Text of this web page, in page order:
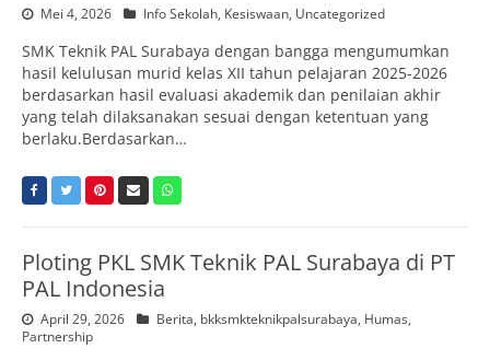
Mei 4, 2026 Info Sekolah, Kesiswaan, Uncategorized
SMK Teknik PAL Surabaya dengan bangga mengumumkan
hasil kelulusan murid kelas XII tahun pelajaran 2025-2026
berdasarkan hasil evaluasi akademik dan penilaian akhir
yang telah dilaksanakan sesuai dengan ketentuan yang
berlaku.Berdasarkan…
Ploting PKL SMK Teknik PAL Surabaya di PT
PAL Indonesia
April 29, 2026 Berita, bkksmkteknikpalsurabaya, Humas,
Partnership